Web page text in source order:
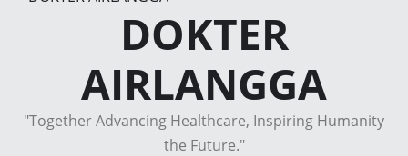
DOKTER
AIRLANGGA
"Together Advancing Healthcare, Inspiring Humanity
the Future."